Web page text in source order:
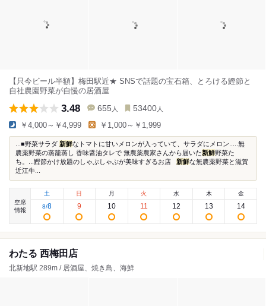
【只今ビール半額】梅田駅近★ SNSで話題の宝石箱、とろける鰹節と
自社農園野菜が自慢の居酒屋
3.48 655 人 53400 人
￥4,000～￥4,999 ￥1,000～￥1,999
...■野菜サラダ 新鮮なトマトに甘いメロンが入っていて、サラダにメロン.....無
農薬野菜の蒸籠蒸し 香味醤油タレで 無農薬農家さんから届いた新鮮野菜た
ち。...鰹節かけ放題のしゃぶしゃぶが美味すぎるお店 ⁡ ⁡ 新鮮な無農薬野菜と滋賀
近江牛...
空席
情報
土
8/8
日
9
月
10
火
11
水
12
木
13
金
14
わたる 西梅田店
北新地駅 289m / 居酒屋、焼き鳥、海鮮